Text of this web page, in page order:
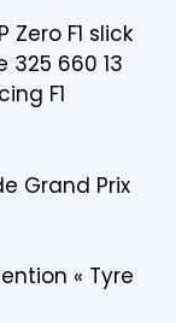
F1 slick
660 13
F1
Grand Prix
« Tyre